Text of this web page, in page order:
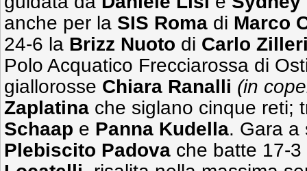
anche per la SIS Roma di Marco
24-6 la Brizz Nuoto di Carlo
Polo Acquatico Frecciarossa di
giallorosse Chiara Ranalli (in
Zaplatina che siglano cinque reti;
Schaap e Panna Kudella. Gara a
Plebiscito Padova che batte 17-3